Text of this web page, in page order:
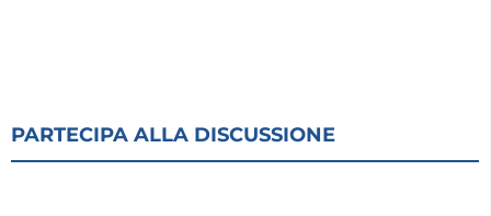
PARTECIPA ALLA DISCUSSIONE